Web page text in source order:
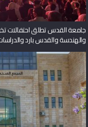
جامعة القدس تطلق احتفالات
والهندسة والقدس بارد